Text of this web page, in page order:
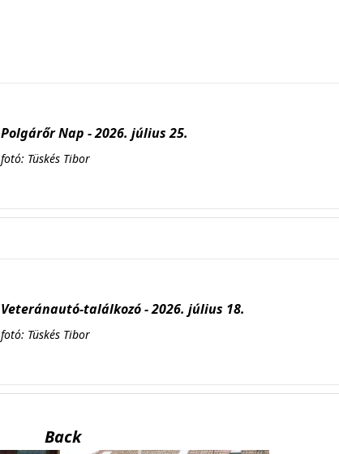
Polgárőr Nap - 2026. július 25.
fotó: Tüskés Tibor
Veteránautó-találkozó - 2026. július 18.
fotó: Tüskés Tibor
Back